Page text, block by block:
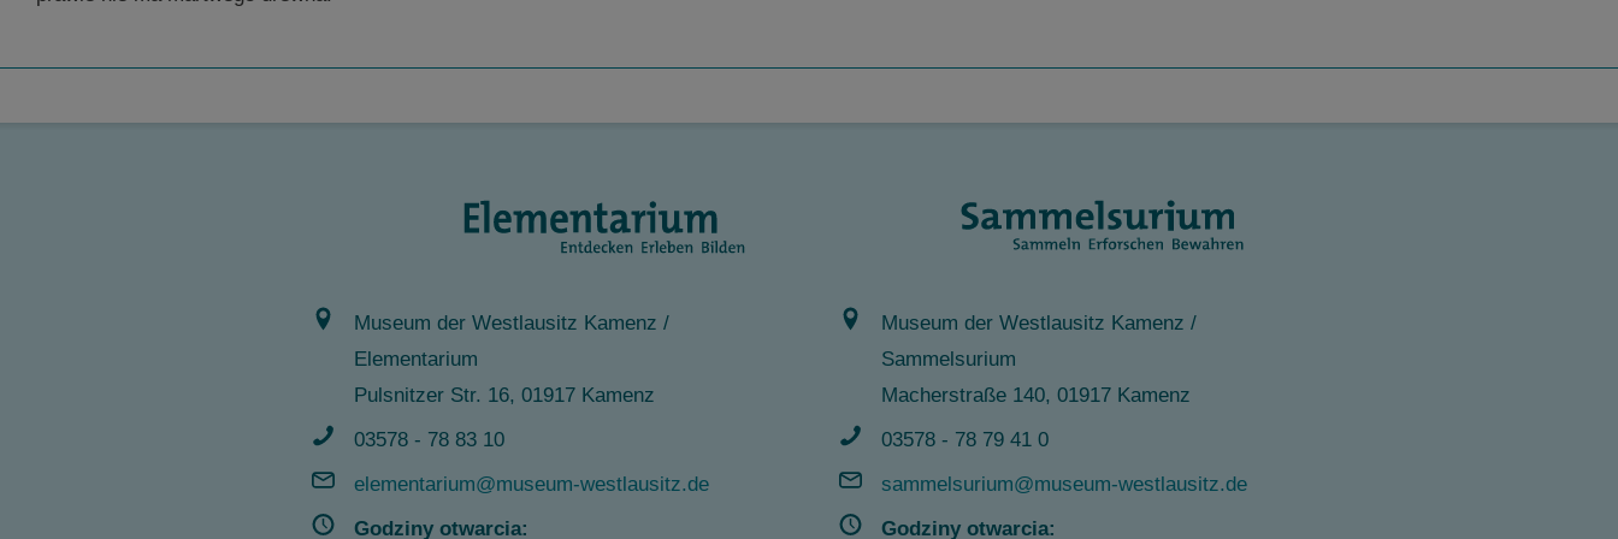
Museum der Westlausitz Kamenz /
Elementarium
Pulsnitzer Str. 16, 01917 Kamenz
03578 - 78 83 10
elementarium@museum-westlausitz.de
Godziny otwarcia:
Museum der Westlausitz Kamenz /
Sammelsurium
Macherstraße 140, 01917 Kamenz
03578 - 78 79 41 0
sammelsurium@museum-westlausitz.de
Godziny otwarcia: